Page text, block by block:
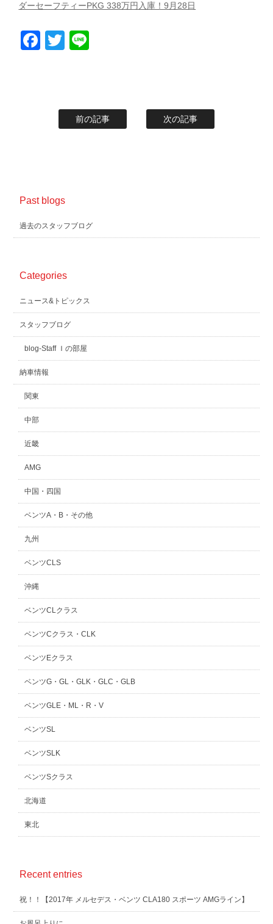
ダーセーフティーPKG 338万円入庫！9月28日
Facebook
Twitter
前の記事 次の記事
Past blogs
過去のスタッフブログ
Categories
ニュース&トピックス
スタッフブログ
blog-Staff Ｉの部屋
納車情報
関東
中部
近畿
AMG
中国・四国
ベンツA・B・その他
九州
ベンツCLS
沖縄
ベンツCLクラス
ベンツCクラス・CLK
ベンツEクラス
ベンツG・GL・GLK・GLC・GLB
ベンツGLE・ML・R・V
ベンツSL
ベンツSLK
ベンツSクラス
北海道
東北
Recent entries
祝！！【2017年 メルセデス・ベンツ CLA180 スポーツ AMGライン】